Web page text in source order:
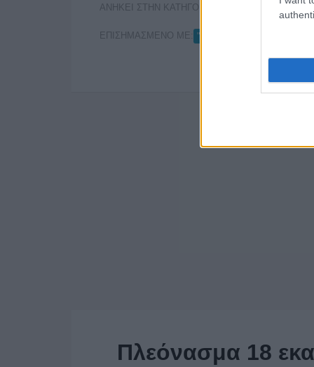
ΑΝΗΚΕΙ ΣΤΗΝ ΚΑΤΗΓΟΡΙΑ:
ΕΠΙΣΗΜΑΣΜΕΝΟ ΜΕ: "ΡΑΔΙΟΤΗΛΕΟΡΑΣΗ"
Πλεόνασμα 18